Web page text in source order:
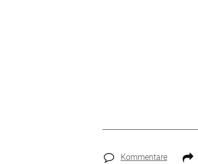
Kommentare